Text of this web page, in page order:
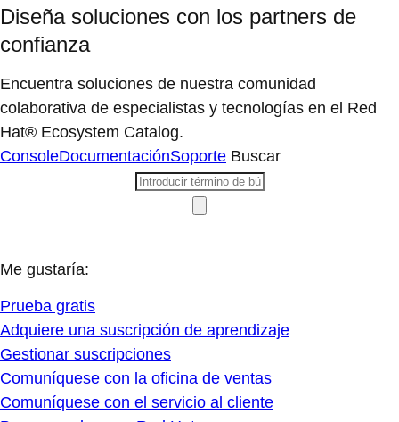
Diseña soluciones con los partners de
confianza
Encuentra soluciones de nuestra comunidad
colaborativa de especialistas y tecnologías en el Red
Hat® Ecosystem Catalog.
ConsoleDocumentaciónSoporte Buscar
Me gustaría:
Prueba gratis
Adquiere una suscripción de aprendizaje
Gestionar suscripciones
Comuníquese con la oficina de ventas
Comuníquese con el servicio al cliente